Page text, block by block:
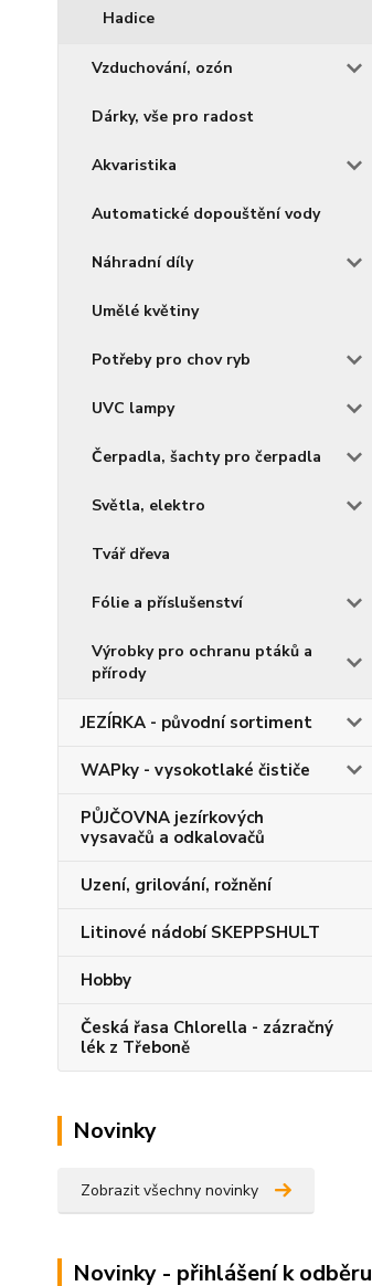
Hadice
Vzduchování, ozón
Dárky, vše pro radost
Akvaristika
Automatické dopouštění vody
Náhradní díly
Umělé květiny
Potřeby pro chov ryb
UVC lampy
Čerpadla, šachty pro čerpadla
Světla, elektro
Tvář dřeva
Fólie a příslušenství
Výrobky pro ochranu ptáků a
přírody
JEZÍRKA - původní sortiment
WAPky - vysokotlaké čističe
PŮJČOVNA jezírkových
vysavačů a odkalovačů
Uzení, grilování, rožnění
Litinové nádobí SKEPPSHULT
Hobby
Česká řasa Chlorella - zázračný
lék z Třeboně
Novinky
Zobrazit všechny novinky
Novinky - přihlášení k odběru